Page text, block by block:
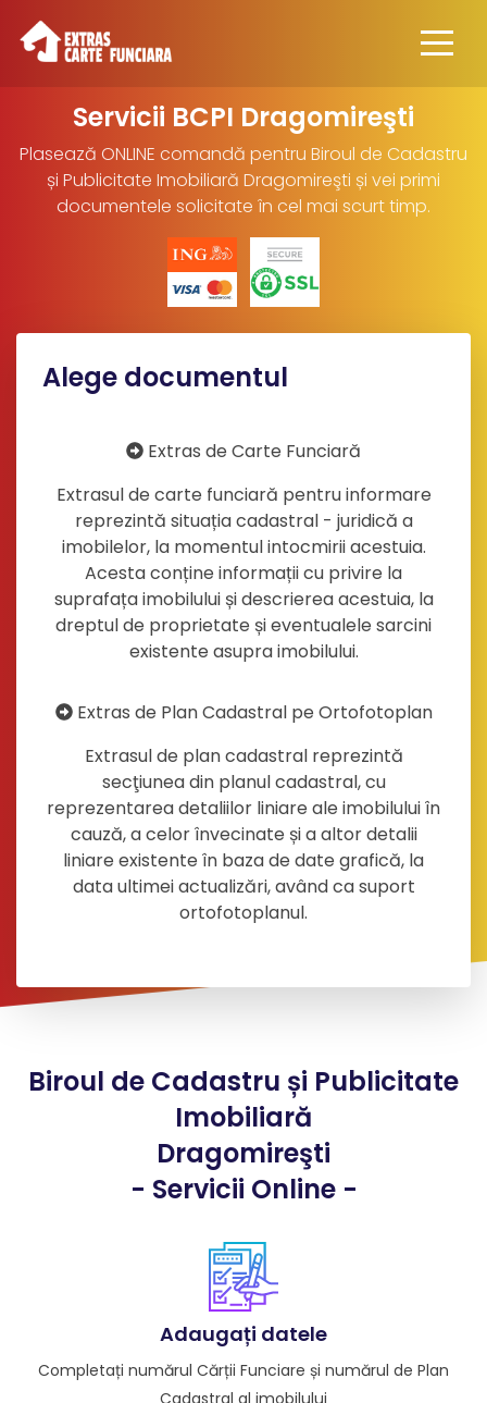
Servicii BCPI Dragomireşti
Plasează ONLINE comandă pentru Biroul de Cadastru
și Publicitate Imobiliară Dragomireşti și vei primi
documentele solicitate în cel mai scurt timp.
Alege documentul
Extras de Carte Funciară
Extrasul de carte funciară pentru informare
reprezintă situația cadastral - juridică a
imobilelor, la momentul intocmirii acestuia.
Acesta conține informații cu privire la
suprafața imobilului și descrierea acestuia, la
dreptul de proprietate și eventualele sarcini
existente asupra imobilului.
Extras de Plan Cadastral pe Ortofotoplan
Extrasul de plan cadastral reprezintă
secţiunea din planul cadastral, cu
reprezentarea detaliilor liniare ale imobilului în
cauză, a celor învecinate și a altor detalii
liniare existente în baza de date grafică, la
data ultimei actualizări, având ca suport
ortofotoplanul.
Biroul de Cadastru și Publicitate
Imobiliară
Dragomireşti
- Servicii Online -
Adaugați datele
Completați numărul Cărții Funciare și numărul de Plan
Cadastral al imobilului